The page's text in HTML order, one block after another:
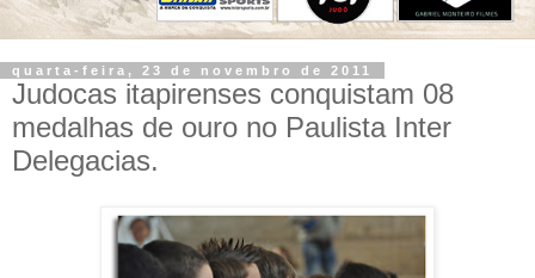
quarta-feira, 23 de novembro de 2011
Judocas itapirenses conquistam 08
medalhas de ouro no Paulista Inter
Delegacias.